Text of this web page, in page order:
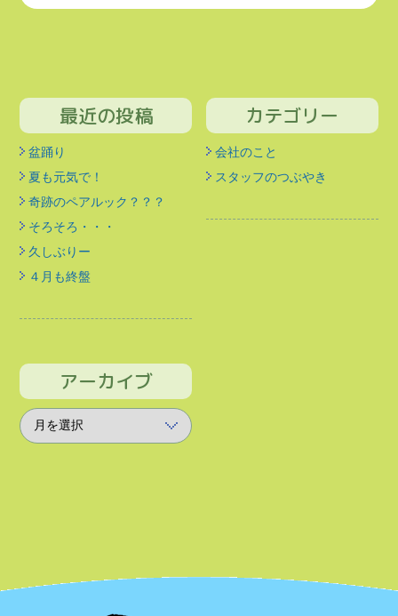
最近の投稿
盆踊り
夏も元気で！
奇跡のペアルック？？？
そろそろ・・・
久しぶりー
４月も終盤
カテゴリー
会社のこと
スタッフのつぶやき
アーカイブ